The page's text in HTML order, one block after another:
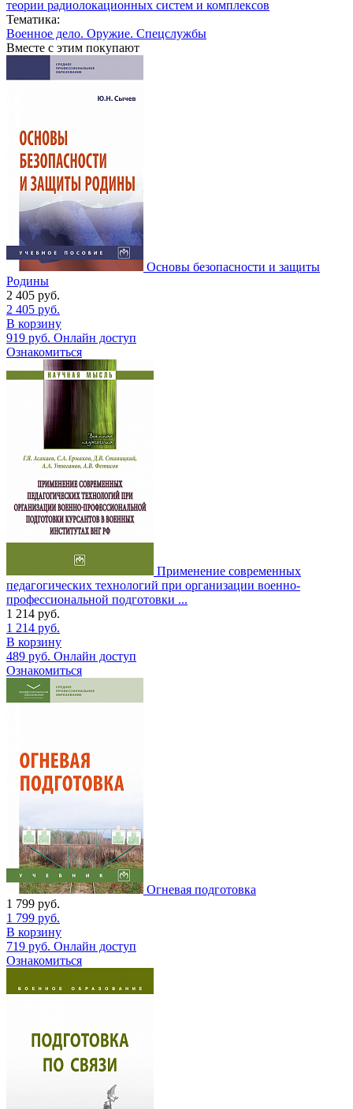
теории радиолокационных систем и комплексов
Тематика:
Военное дело. Оружие. Спецслужбы
Вместе с этим покупают
Основы безопасности и защиты
Родины
2 405 руб.
2 405 руб.
В корзину
919 руб. Онлайн доступ
Ознакомиться
Применение современных
педагогических технологий при организации военно-
профессиональной подготовки ...
1 214 руб.
1 214 руб.
В корзину
489 руб. Онлайн доступ
Ознакомиться
Огневая подготовка
1 799 руб.
1 799 руб.
В корзину
719 руб. Онлайн доступ
Ознакомиться